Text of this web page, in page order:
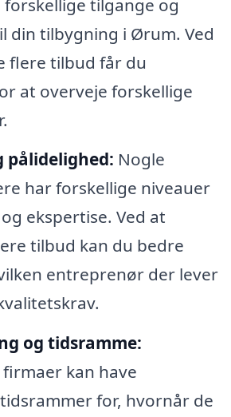
tilgange og
din tilbygning i Ørum. Ved
flere tilbud får du
at overveje forskellige
pålidelighed: Nogle
har forskellige niveauer
ekspertise. Ved at
tilbud kan du bedre
entreprenør der lever
og tidsramme:
kan have
for, hvornår de